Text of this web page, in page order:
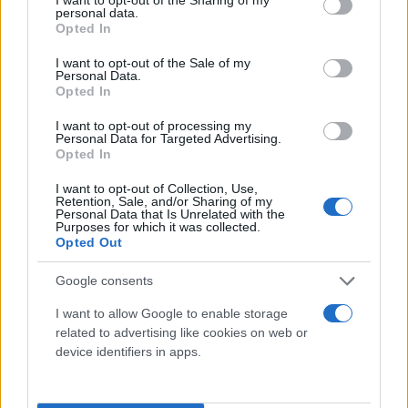
grant or deny consent to Google and its third-party tags to
use your data for below specified purposes in below Google
consent section.
personal data.
Opted In
I want to opt-out of the Sale of my
Personal Data.
Opted In
I want to opt-out of processing my
Personal Data for Targeted Advertising.
Opted In
I want to opt-out of Collection, Use,
Retention, Sale, and/or Sharing of my
Personal Data that Is Unrelated with the
Purposes for which it was collected.
Opted Out
Google consents
I want to allow Google to enable storage
related to advertising like cookies on web or
device identifiers in apps.
Calzature
Abbigliamento
Guanti
Sicurezza, Protezione
Abbigliamento alta visibilità
Prodotti chimici
Bombolette spray
Detergente mani
Grasso
Oli
Paste
Utensileria
Lame per sega a nastro
Utensili manuali